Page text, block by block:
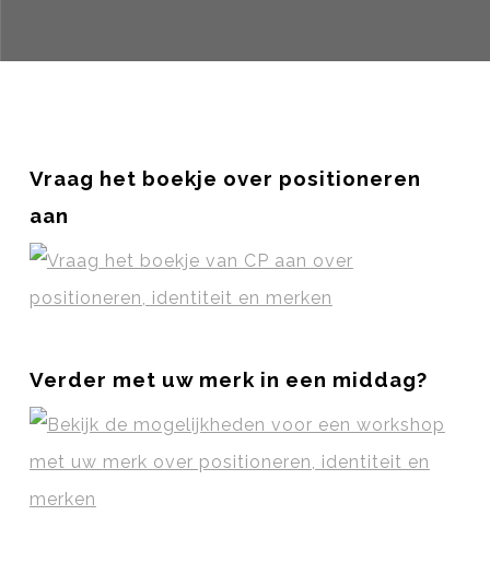
Vraag het boekje over positioneren
aan
Verder met uw merk in een middag?